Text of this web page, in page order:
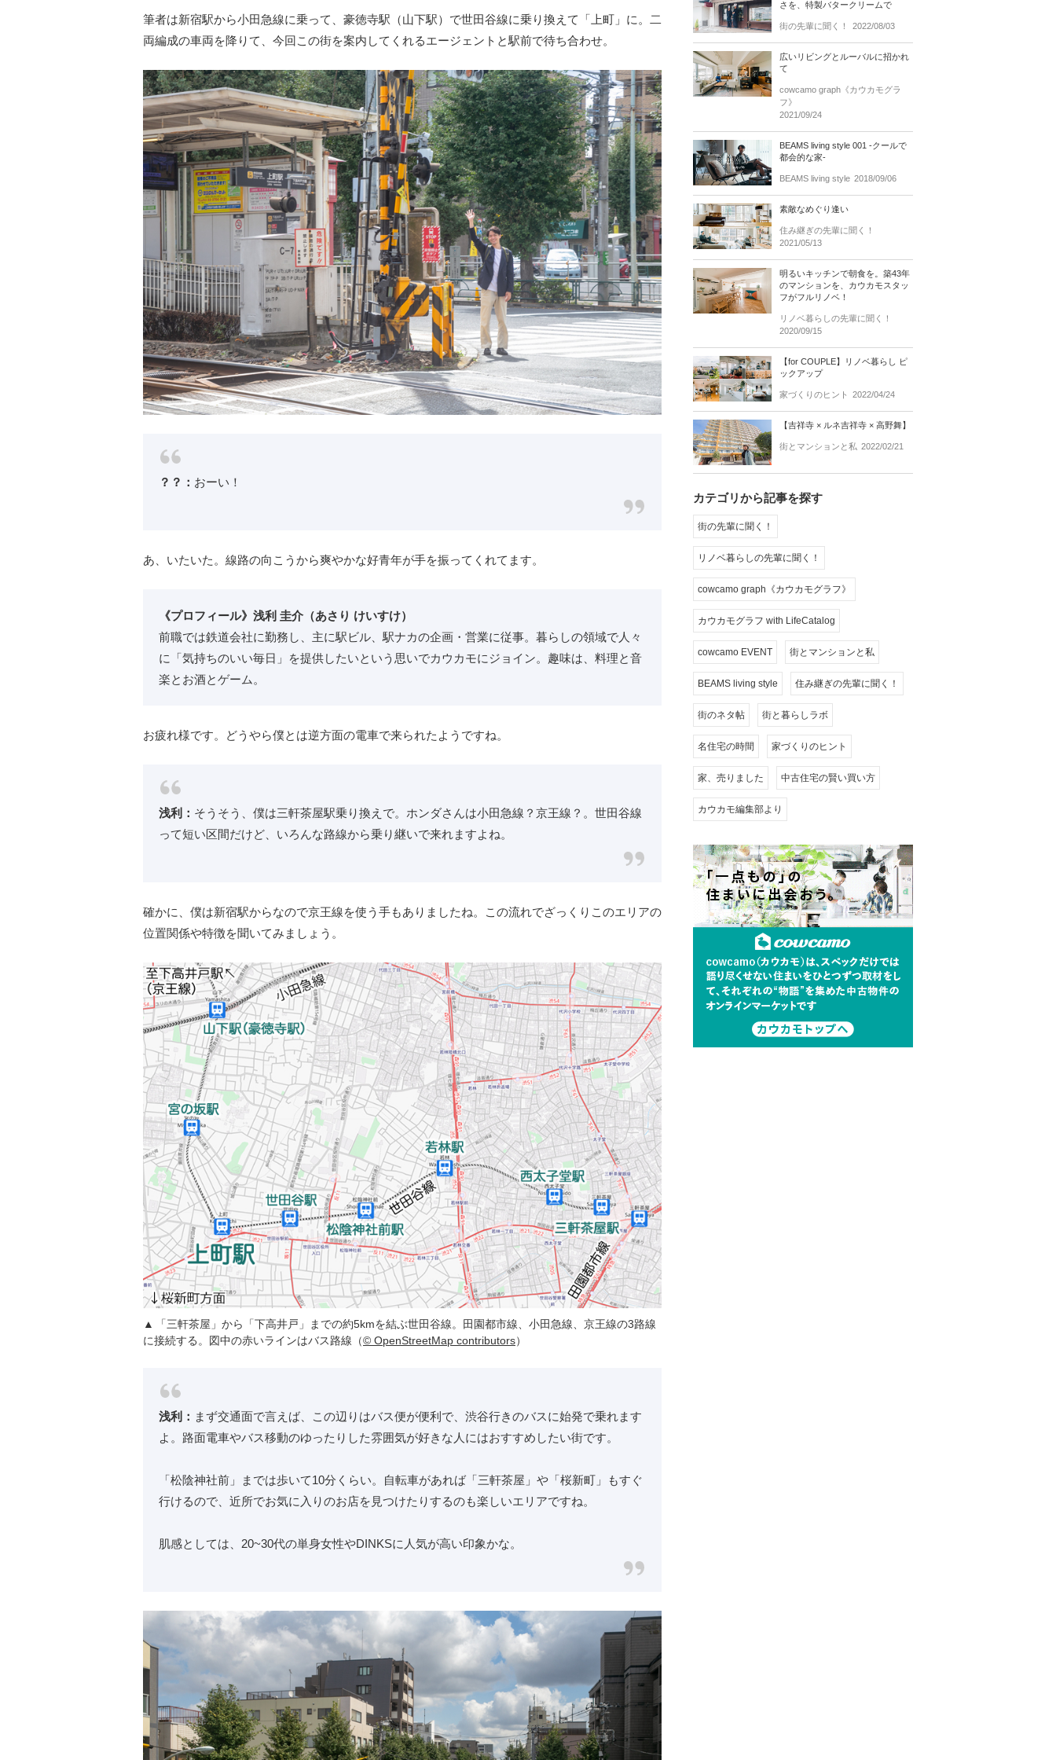
筆者は新宿駅から小田急線に乗って、豪徳寺駅（山下駅）で世田谷線に乗り換えて「上町」に。二
両編成の車両を降りて、今回この街を案内してくれるエージェントと駅前で待ち合わせ。
？？： おーい！
あ、いたいた。線路の向こうから爽やかな好青年が手を振ってくれてます。
《プロフィール》浅利 圭介（あさり けいすけ）
前職では鉄道会社に勤務し、主に駅ビル、駅ナカの企画・営業に従事。暮らしの領域で人々
に「気持ちのいい毎日」を提供したいという思いでカウカモにジョイン。趣味は、料理と音
楽とお酒とゲーム。
お疲れ様です。どうやら僕とは逆方面の電車で来られたようですね。
浅利： そうそう、僕は三軒茶屋駅乗り換えで。ホンダさんは小田急線？京王線？。世田谷線
って短い区間だけど、いろんな路線から乗り継いで来れますよね。
確かに、僕は新宿駅からなので京王線を使う手もありましたね。この流れでざっくりこのエリアの
位置関係や特徴を聞いてみましょう。
「三軒茶屋」から「下高井戸」までの約5kmを結ぶ世田谷線。田園都市線、小田急線、京王線の3路線
に接続する。図中の赤いラインはバス路線（© OpenStreetMap contributors）
浅利： まず交通面で言えば、この辺りはバス便が便利で、渋谷行きのバスに始発で乗れます
よ。路面電車やバス移動のゆったりした雰囲気が好きな人にはおすすめしたい街です。
「松陰神社前」までは歩いて10分くらい。自転車があれば「三軒茶屋」や「桜新町」もすぐ
行けるので、近所でお気に入りのお店を見つけたりするのも楽しいエリアですね。
肌感としては、20~30代の単身女性やDINKSに人気が高い印象かな。
さを、特製バタークリームで
街の先輩に聞く！ 2022/08/03
広いリビングとルーバルに招かれ
て
cowcamo graph《カウカモグラ
フ》
2021/09/24
BEAMS living style 001 -クールで
都会的な家-
BEAMS living style 2018/09/06
素敵なめぐり逢い
住み継ぎの先輩に聞く！
2021/05/13
明るいキッチンで朝食を。築43年
のマンションを、カウカモスタッ
フがフルリノベ！
リノベ暮らしの先輩に聞く！
2020/09/15
【for COUPLE】リノベ暮らし ピ
ックアップ
家づくりのヒント 2022/04/24
【吉祥寺 × ルネ吉祥寺 × 高野舞】
街とマンションと私 2022/02/21
カテゴリから記事を探す
街の先輩に聞く！
リノベ暮らしの先輩に聞く！
cowcamo graph《カウカモグラフ》
カウカモグラフ with LifeCatalog
cowcamo EVENT 街とマンションと私
BEAMS living style 住み継ぎの先輩に聞く！
街のネタ帖 街と暮らしラボ
名住宅の時間 家づくりのヒント
家、売りました 中古住宅の賢い買い方
カウカモ編集部より